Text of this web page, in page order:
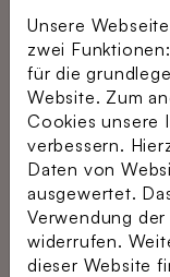
Unsere
zwei
für die
Website. Zum
Cookies unsere
verbessern.
Daten von
ausgewertet.
Verwendung
widerrufen.
dieser Website